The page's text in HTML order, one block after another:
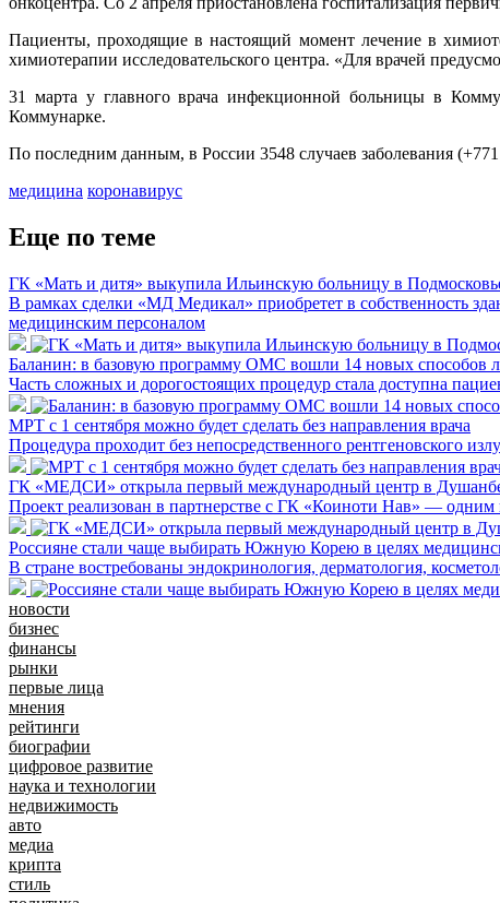
Пациенты, проходящие в настоящий момент лечение в
химиотерапии исследовательского центра. «Для врачей
31 марта у главного врача инфекционной больницы в
Коммунарке.
По последним данным, в России 3548 случаев заболевания
медицина коронавирус
Еще по теме
ГК «Мать и дитя» выкупила Ильинскую больницу в
В рамках сделки «МД Медикал» приобретет в собственность
медицинским персоналом
Баланин: в базовую программу ОМС вошли 14 новых способов
Часть сложных и дорогостоящих процедур стала доступна
МРТ с 1 сентября можно будет сделать без направления врача
Процедура проходит без непосредственного рентгеновского
ГК «МЕДСИ» открыла первый международный центр в
Проект реализован в партнерстве с ГК «Коиноти Нав» —
Россияне стали чаще выбирать Южную Корею в целях
В стране востребованы эндокринология, дерматология,
новости
бизнес
финансы
рынки
первые лица
мнения
рейтинги
биографии
цифровое развитие
наука и технологии
недвижимость
авто
медиа
крипта
стиль